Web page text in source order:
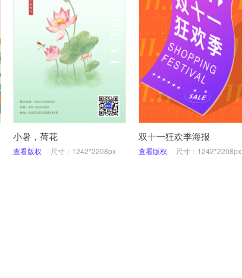
小暑，荷花
查看版权 尺寸：1242*2208px
双十一狂欢季海报
查看版权 尺寸：1242*2208px